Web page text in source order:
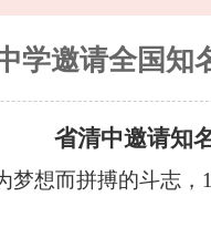
学邀请全国知
省清中邀请知
想而拼搏的斗志，